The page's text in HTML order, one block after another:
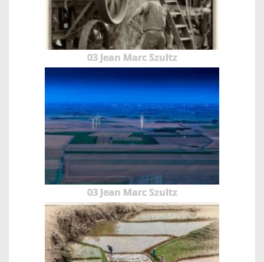
03 Jean Marc Szultz
03 Jean Marc Szultz